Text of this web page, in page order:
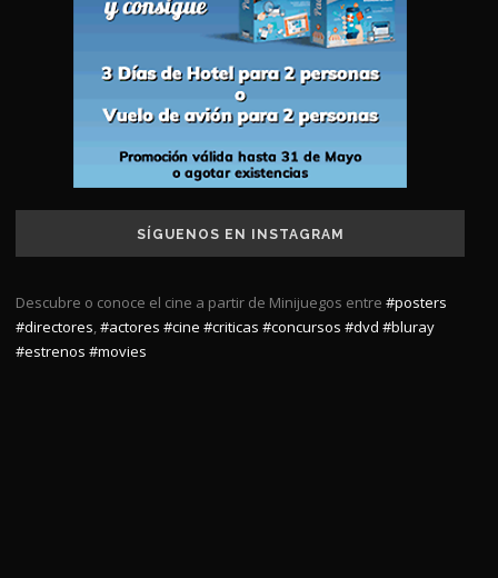
SÍGUENOS EN INSTAGRAM
Descubre o conoce el cine a partir de Minijuegos entre #posters
#directores,#actores #cine #criticas #concursos #dvd #bluray
#estrenos #movies